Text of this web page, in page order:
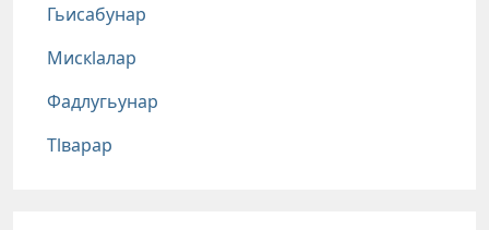
Гьисабунар
Мискlалар
Фадлугьунар
Тlварар